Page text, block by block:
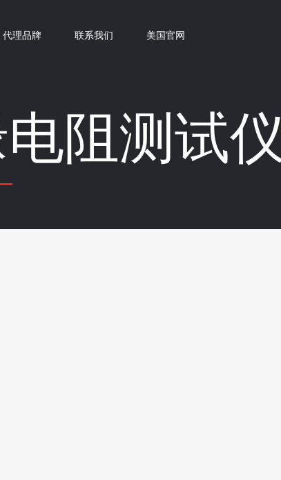
代理品牌 联系我们 美国官网
阻测试仪